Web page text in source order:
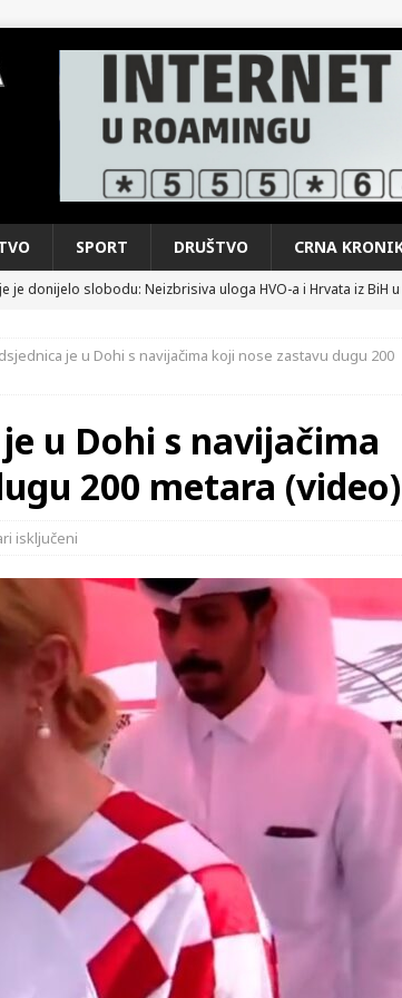
SPORT DRUŠTVO CRNA
je donijelo slobodu: Neizbrisiva uloga HVO-a i Hrvata iz BiH u
pobjede: Večer u kojoj Knin, iseljena i domovinska Hrvatska dišu
iz sažetka dnevnih događaja za protekli vikend
CRNA
iz Međugorja; ‘Slobodna Dalmacija‘ u posjedu dramatične
u polju kod granice!
CRNA KRONIKA
vala. Svježije u petak. Negdje stižu i pljuskovi. VRIJEME
je u Dohi s navijačima koji nose zastavu dugu 200
u Dohi s navijačima
200 metara (video)
isključeni